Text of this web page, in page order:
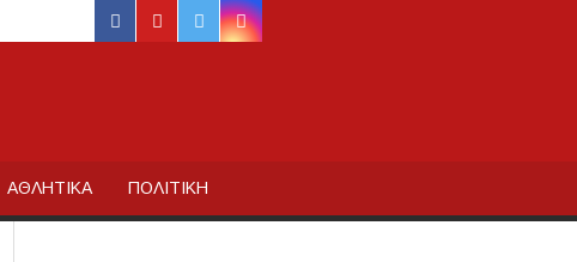
facebook
youtubetwitterinstagram
ΑΘΛΗΤΙΚΑ ΠΟΛΙΤΙΚΗ